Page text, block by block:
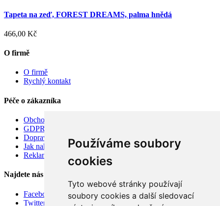
Používáme soubory
cookies
Tyto webové stránky používají
soubory cookies a další sledovací
Tapeta na zeď, FOREST DREAMS, palma hnědá
466,00 Kč
O firmě
O firmě
Rychlý kontakt
Péče o zákazníka
Obchodní podmínky
GDPR
Doprava
Jak nakupovat
Reklamace
Najdete nás
Facebook
Twitter